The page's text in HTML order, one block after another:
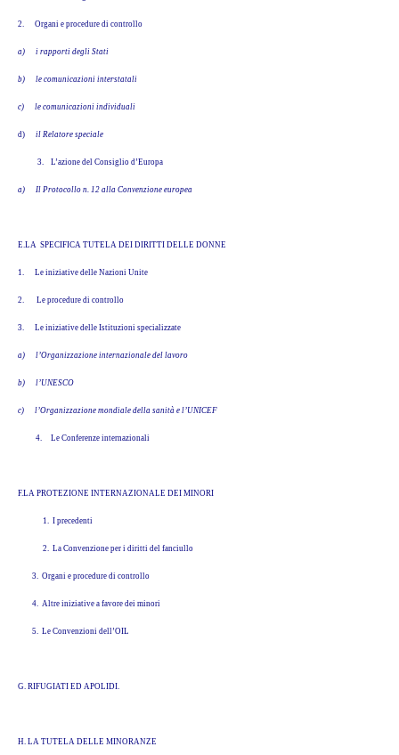
2. Organi e procedure di controllo
a) i rapporti degli Stati
b) le comunicazioni interstatali
c) le comunicazioni individuali
d) il Relatore speciale
3. L’azione del Consiglio d’Europa
a) Il Protocollo n. 12 alla Convenzione europea
E.LA SPECIFICA TUTELA DEI DIRITTI DELLE DONNE
1. Le iniziative delle Nazioni Unite
2. Le procedure di controllo
3. Le iniziative delle Istituzioni specializzate
a) l’Organizzazione internazionale del lavoro
b) l’UNESCO
c) l’Organizzazione mondiale della sanità e l’UNICEF
4. Le Conferenze internazionali
F.LA PROTEZIONE INTERNAZIONALE DEI MINORI
1. I precedenti
2. La Convenzione per i diritti del fanciullo
3. Organi e procedure di controllo
4. Altre iniziative a favore dei minori
5. Le Convenzioni dell’OIL
G. RIFUGIATI ED APOLIDI.
H. LA TUTELA DELLE MINORANZE